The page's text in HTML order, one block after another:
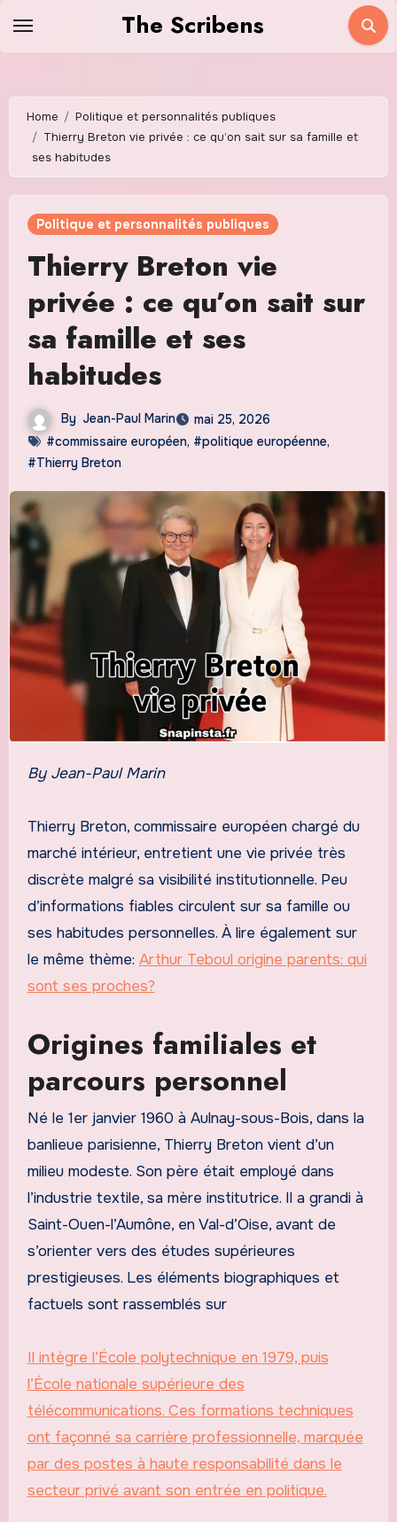
The Scribens
Home
Politique et personnalités publiques
Thierry Breton vie privée : ce qu’on sait sur sa famille et
ses habitudes
Politique et personnalités publiques
Thierry Breton vie
privée : ce qu’on sait sur
sa famille et ses
habitudes
By Jean-Paul Marin
mai 25, 2026
#commissaire européen, #politique européenne,
#Thierry Breton
By Jean-Paul Marin
Thierry Breton, commissaire européen chargé du
marché intérieur, entretient une vie privée très
discrète malgré sa visibilité institutionnelle. Peu
d’informations fiables circulent sur sa famille ou
ses habitudes personnelles. À lire également sur
le même thème: Arthur Teboul origine parents: qui
sont ses proches?
Origines familiales et
parcours personnel
Né le 1er janvier 1960 à Aulnay-sous-Bois, dans la
banlieue parisienne, Thierry Breton vient d’un
milieu modeste. Son père était employé dans
l’industrie textile, sa mère institutrice. Il a grandi à
Saint-Ouen-l’Aumône, en Val-d’Oise, avant de
s’orienter vers des études supérieures
prestigieuses. Les éléments biographiques et
factuels sont rassemblés sur
Il intègre l’École polytechnique en 1979, puis
l’École nationale supérieure des
télécommunications. Ces formations techniques
ont façonné sa carrière professionnelle, marquée
par des postes à haute responsabilité dans le
secteur privé avant son entrée en politique.